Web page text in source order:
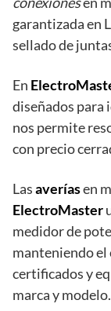
garantizada en
sellado de
En
diseñados para
nos permite
con precio
Lasaveríasen
ElectroMaster
medidor de
manteniendo
certificados y
marca y modelo.